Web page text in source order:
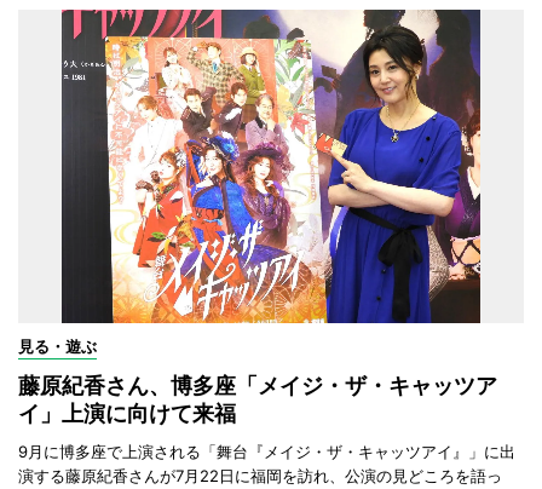
見る・遊ぶ
藤原紀香さん、博多座「メイジ・ザ・キャッツア
イ」上演に向けて来福
9月に博多座で上演される「舞台『メイジ・ザ・キャッツアイ』」に出
演する藤原紀香さんが7月22日に福岡を訪れ、公演の見どころを語っ